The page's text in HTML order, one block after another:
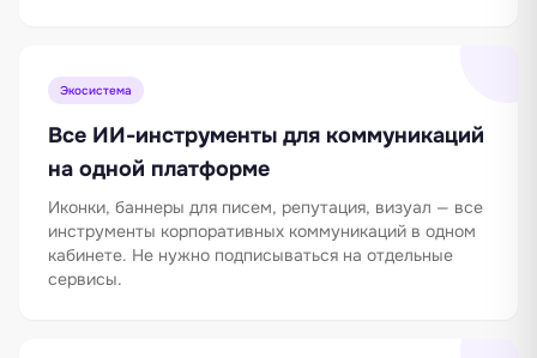
Экосистема
Все ИИ-инструменты для коммуникаций
на одной платформе
Иконки, баннеры для писем, репутация, визуал — все
инструменты корпоративных коммуникаций в одном
кабинете. Не нужно подписываться на отдельные
сервисы.